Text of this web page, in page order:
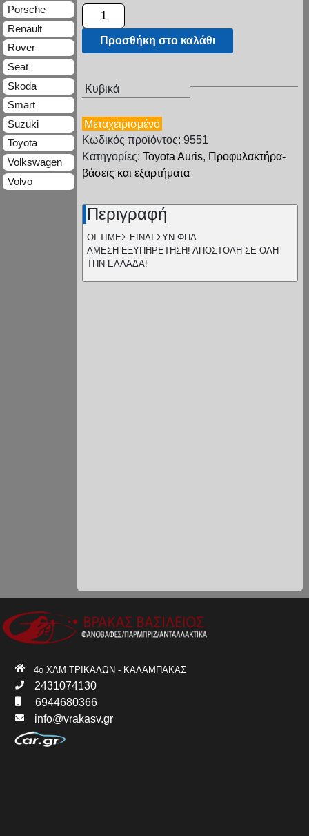
Προσθήκη στο καλάθι
Κυβικά
Μεταχειρισμένο
Κωδικός προϊόντος: 9551
Κατηγορίες: Toyota Auris, Προφυλακτήρα-
βάσεις και εξαρτήματα
Περιγραφή
ΟΙ ΤΙΜΕΣ ΕΙΝΑΙ ΣΥΝ ΦΠΑ
ΑΜΕΣΗ ΕΞΥΠΗΡΕΤΗΣΗ! ΑΠΟΣΤΟΛΗ ΣΕ ΟΛΗ
ΤΗΝ ΕΛΛΑΔΑ!
Porsche
Renault
Rover
Seat
Skoda
Smart
Suzuki
Toyota
Volkswagen
Volvo
4ο ΧΛΜ ΤΡΙΚΑΛΩΝ - ΚΑΛΑΜΠΑΚΑΣ
2431074130
6944680366
info@vrakasv.gr